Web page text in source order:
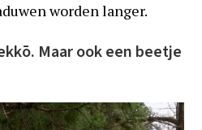
worden langer.
Maar ook een beetje